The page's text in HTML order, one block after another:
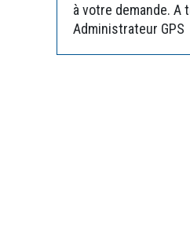
à votre demande. A
Administrateur GPS